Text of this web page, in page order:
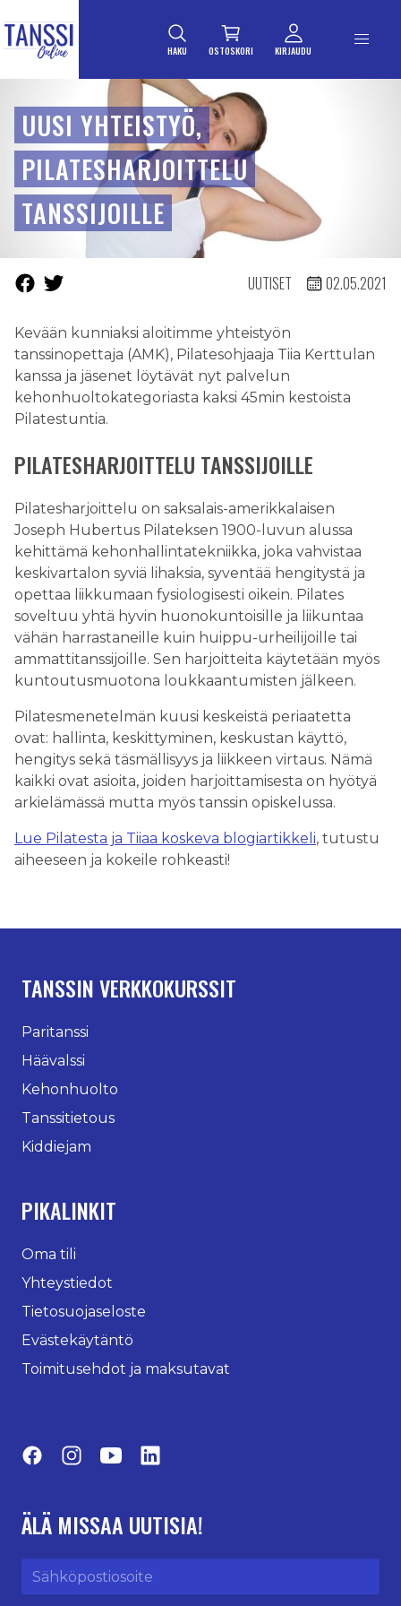
HAKU OSTOSKORI KIRJAUDU
UUSI YHTEISTYÖ,
PILATESHARJOITTELU
TANSSIJOILLE
UUTISET 02.05.2021
Kevään kunniaksi aloitimme yhteistyön
tanssinopettaja (AMK), Pilatesohjaaja Tiia Kerttulan
kanssa ja jäsenet löytävät nyt palvelun
kehonhuoltokategoriasta kaksi 45min kestoista
Pilatestuntia.
PILATESHARJOITTELU TANSSIJOILLE
Pilatesharjoittelu on saksalais-amerikkalaisen
Joseph Hubertus Pilateksen 1900-luvun alussa
kehittämä kehonhallintatekniikka, joka vahvistaa
keskivartalon syviä lihaksia, syventää hengitystä ja
opettaa liikkumaan fysiologisesti oikein. Pilates
soveltuu yhtä hyvin huonokuntoisille ja liikuntaa
vähän harrastaneille kuin huippu-urheilijoille tai
ammattitanssijoille. Sen harjoitteita käytetään myös
kuntoutusmuotona loukkaantumisten jälkeen.
Pilatesmenetelmän kuusi keskeistä periaatetta
ovat: hallinta, keskittyminen, keskustan käyttö,
hengitys sekä täsmällisyys ja liikkeen virtaus. Nämä
kaikki ovat asioita, joiden harjoittamisesta on hyötyä
arkielämässä mutta myös tanssin opiskelussa.
Lue Pilatesta ja Tiiaa koskeva blogiartikkeli, tutustu
aiheeseen ja kokeile rohkeasti!
TANSSIN VERKKOKURSSIT
Paritanssi
Häävalssi
Kehonhuolto
Tanssitietous
Kiddiejam
PIKALINKIT
Oma tili
Yhteystiedot
Tietosuojaseloste
Evästekäytäntö
Toimitusehdot ja maksutavat
FacebookInstagramYouTube
ÄLÄ MISSAA UUTISIA!
Sähköpostiosoite